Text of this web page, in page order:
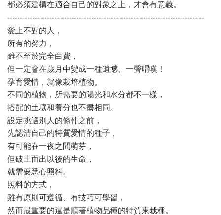
都必須建構在適合自己的對象之上，才會有意義。
--------------------------------------------------------------------------------
愛上不對的人，
所有的努力，
雖不至於完全白費，
但一定會在歲月中變成一種遺憾、一聲喟嘆！
孕育愛情，就像栽培植物。
不同的植物，所需要的陽光和水分都不一樣，
搭配的土壤和養分也不盡相同。
設定挑選別人的條件之前，
先認清自己的特質愛情的種子，
有可能在一夜之間萌芽，
但破土而出以後的生命，
就需要悉心照料。
照料的方式，
雖有原則可遵循、有技巧可學習，
然而最重要的還是順著植物品種的特質來栽種。